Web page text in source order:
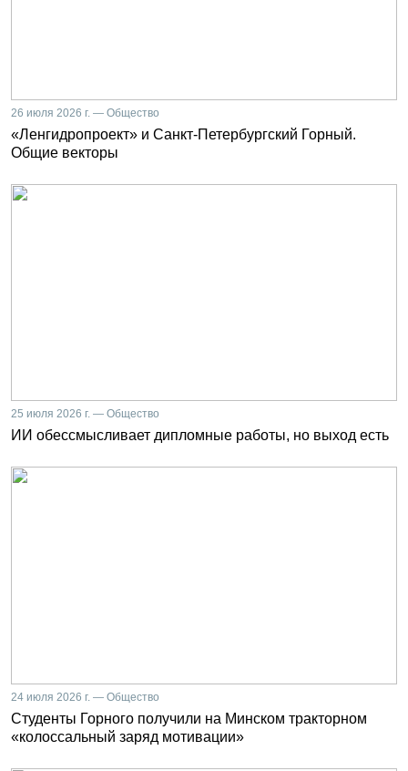
26 июля 2026 г. — Общество
«Ленгидропроект» и Санкт-Петербургский Горный.
Общие векторы
25 июля 2026 г. — Общество
ИИ обессмысливает дипломные работы, но выход есть
24 июля 2026 г. — Общество
Студенты Горного получили на Минском тракторном
«колоссальный заряд мотивации»